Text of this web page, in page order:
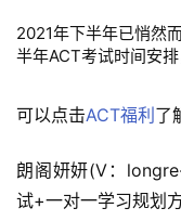
2021年下半年已悄然
半年ACT考试时间安
可以点击ACT福利 了
朗阁妍妍(V：
试+一对一学习规划